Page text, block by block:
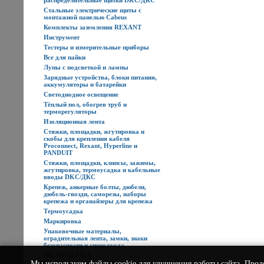
Стальные электрические щиты с
монтажной панелью Cabeus
Комплекты заземления REXANT
Инструмент
Тестеры и измерительные приборы
Все для пайки
Лупы с подсветкой и лампы
Зарядные устройства, блоки питания,
аккумуляторы и батарейки
Светодиодное освещение
Тёплый пол, обогрев труб и
терморегуляторы
Изоляционная лента
Стяжки, площадки, жгутировка и
скобы для крепления кабеля
Proconnect, Rexant, Hyperline и
PANDUIT
Стяжки, площадки, клипсы, зажимы,
жгутировка, термоусадка и кабельные
вводы DKC/ДКС
Крепеж, анкерные болты, дюбели,
дюбель-гвозди, саморезы, наборы
крепежа и органайзеры для крепежа
Термоусадка
Маркировка
Упаковочные материалы,
оградительная лента, замки, знаки
безопасности и спецодежда